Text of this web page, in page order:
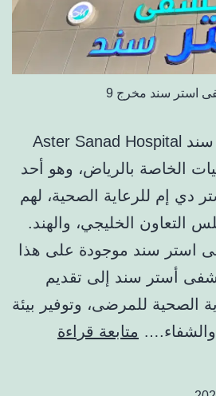
استر سند مخرج 9
يعد مستشفى استر سند Aster Sanad Hospital
الخاصة بالرياض، وهو أحد
دي إم للرعاية الصحية، لهم
التعاون الخليجي، والهند.
استر سند موجودة على هذا
أستر سند إلى تقديم
الصحية للمرضى، وتوفير بيئة
والشفاء.… متابعة قراءة